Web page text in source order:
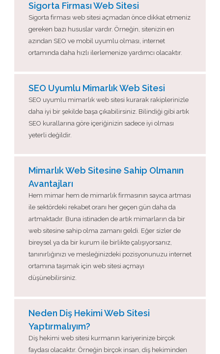
Sigorta Firması Web Sitesi
Sigorta firması web sitesi açmadan önce dikkat etmeniz
gereken bazı hususlar vardır. Örneğin, sitenizin en
azından SEO ve mobil uyumlu olması, internet
ortamında daha hızlı ilerlemenize yardımcı olacaktır.
SEO Uyumlu Mimarlık Web Sitesi
SEO uyumlu mimarlık web sitesi kurarak rakiplerinizle
daha iyi bir şekilde başa çıkabilirsiniz. Bilindiği gibi artık
SEO kurallarına göre içeriğinizin sadece iyi olması
yeterli değildir.
Mimarlık Web Sitesine Sahip Olmanın
Avantajları
Hem mimar hem de mimarlık firmasının sayıca artması
ile sektördeki rekabet oranı her geçen gün daha da
artmaktadır. Buna istinaden de artık mimarların da bir
web sitesine sahip olma zamanı geldi. Eğer sizler de
bireysel ya da bir kurum ile birlikte çalışıyorsanız,
tanınırlığınızı ve mesleğinizdeki pozisyonunuzu internet
ortamına taşımak için web sitesi açmayı
düşünebilirsiniz.
Neden Diş Hekimi Web Sitesi
Yaptırmalıyım?
Diş hekimi web sitesi kurmanın kariyerinize birçok
faydası olacaktır. Örneğin birçok insan, diş hekiminden